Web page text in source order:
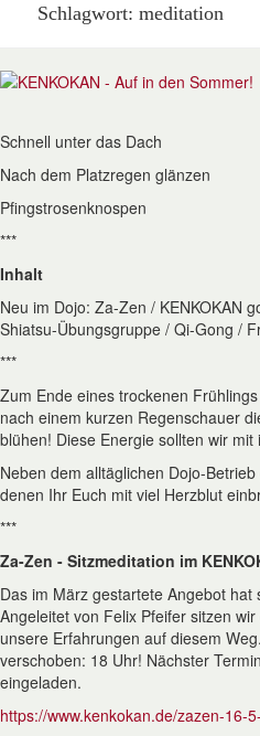
Schlagwort:meditation
Schnell unter das Dach
Nach dem Platzregen glänzen
Pfingstrosenknospen
***
Inhalt
Neu im Dojo: Za-Zen / KENKOKAN
Shiatsu-Übungsgruppe / Qi-Gong /
***
Zum Ende eines trockenen
nach einem kurzen Regenschauer
blühen! Diese Energie sollten wir
Neben dem alltäglichen Dojo-
denen Ihr Euch mit viel Herzblut
***
Za-Zen - Sitzmeditation im
Das im März gestartete Angebot hat
Angeleitet von Felix Pfeifer sitzen
unsere Erfahrungen auf diesem
verschoben: 18 Uhr! Nächster
eingeladen.
https://www.kenkokan.de/zazen-16-